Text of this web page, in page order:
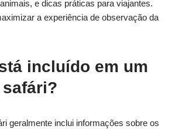
e dicas práticas para viajantes.
a experiência de observação da
incluído em um
geralmente inclui informações sobre os